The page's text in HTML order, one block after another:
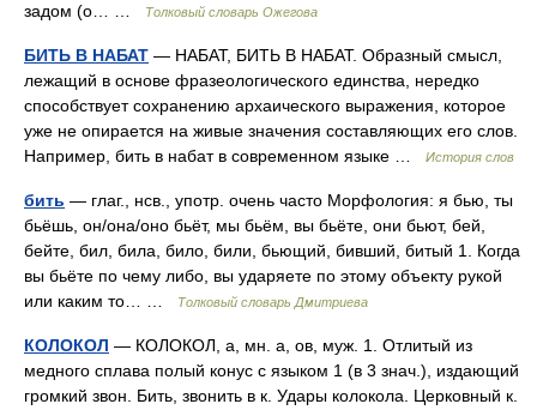
задом (о… …
Толковый словарь Ожегова
БИТЬ В НАБАТ — НАБАТ, БИТЬ В НАБАТ. Образный смысл,
лежащий в основе фразеологического единства, нередко
способствует сохранению архаического выражения, которое
уже не опирается на живые значения составляющих его слов.
Например, бить в набат в современном языке …
История слов
бить — глаг., нсв., употр. очень часто Морфология: я бью, ты
бьёшь, он/она/оно бьёт, мы бьём, вы бьёте, они бьют, бей,
бейте, бил, била, било, били, бьющий, бивший, битый 1. Когда
вы бьёте по чему либо, вы ударяете по этому объекту рукой
или каким то… …
Толковый словарь Дмитриева
КОЛОКОЛ — КОЛОКОЛ, а, мн. а, ов, муж. 1. Отлитый из
медного сплава полый конус с языком 1 (в 3 знач.), издающий
громкий звон. Бить, звонить в к. Удары колокола. Церковный к.